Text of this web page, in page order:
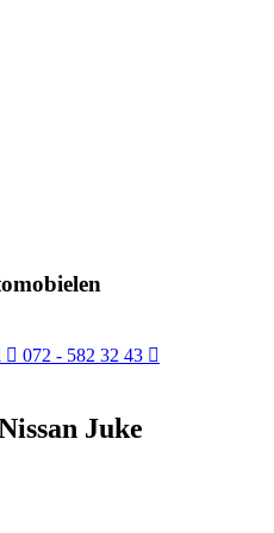
072 - 582 32 43
Juke